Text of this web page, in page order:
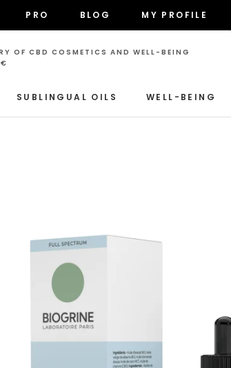
PRO BLOG MY PROFILE
OF CBD COSMETICS AND WELL-BEING
SUBLINGUAL OILS WELL-BEING